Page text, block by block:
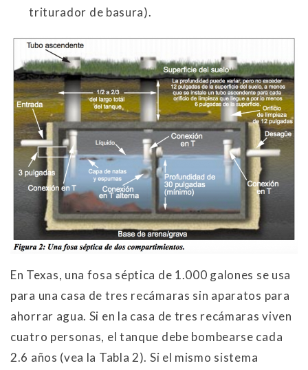
triturador de basura).
En Texas, una fosa séptica de 1.000 galones se usa
para una casa de tres recámaras sin aparatos para
ahorrar agua. Si en la casa de tres recámaras viven
cuatro personas, el tanque debe bombearse cada
2.6 años (vea la Tabla 2). Si el mismo sistema